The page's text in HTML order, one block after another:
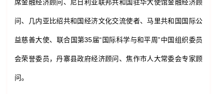
席金融经济顾问、尼日利亚联邦共和国驻华大使馆金融经济顾
问、几内亚比绍共和国经济文化交流使者、马里共和国国际公
益慈善大使、联合国第35届“国际科学与和平周”中国组织委员
会荣誉委员，丹寨县政府经济顾问、焦作市人大常委会专家顾
问。